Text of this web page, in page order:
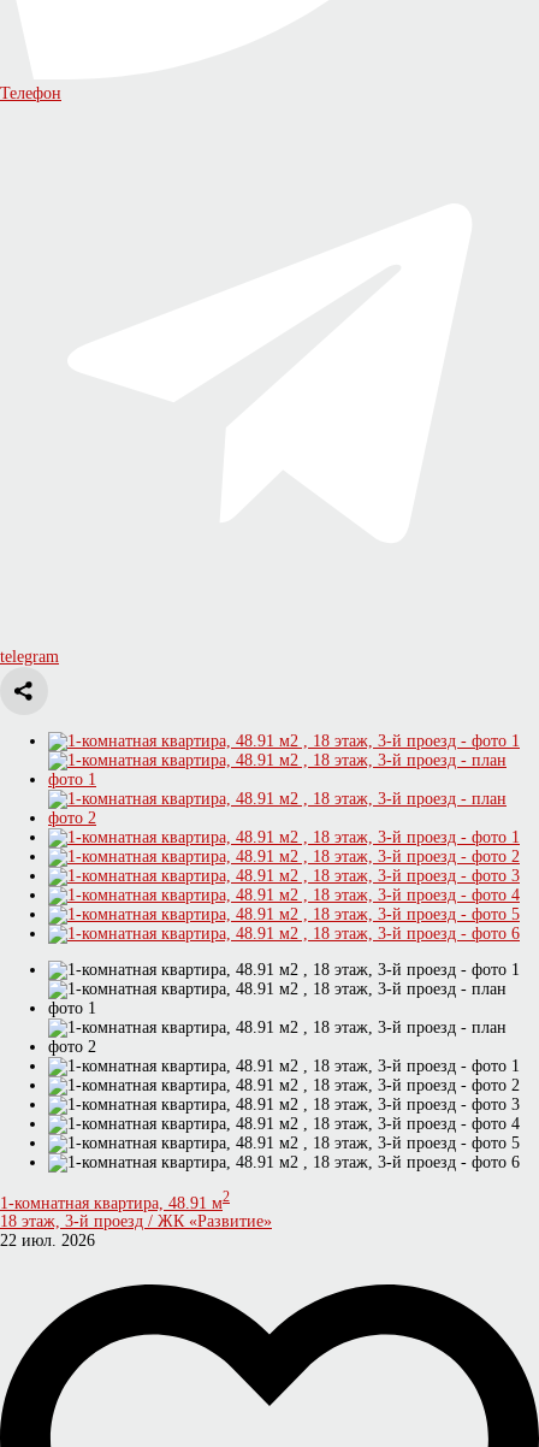
Телефон
telegram
1-комнатная квартира, 48.91 м2
18 этаж, 3-й проезд / ЖК «Развитие»
22 июл. 2026